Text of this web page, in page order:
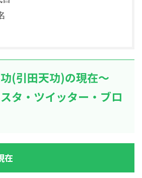
(引田天功)の現在～
タ・ツイッター・ブロ
在